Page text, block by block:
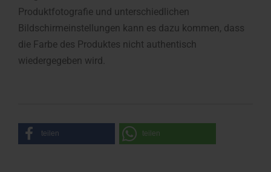
Produktfotografie und unterschiedlichen
Bildschirmeinstellungen kann es dazu kommen, dass
die Farbe des Produktes nicht authentisch
wiedergegeben wird.
teilen teilen